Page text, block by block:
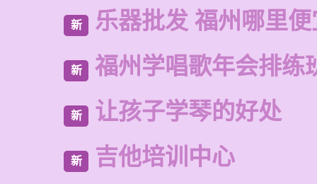
新 乐器批发 福州哪里
新 福州学唱歌年会排练
新 让孩子学琴的好处
新 吉他培训中心